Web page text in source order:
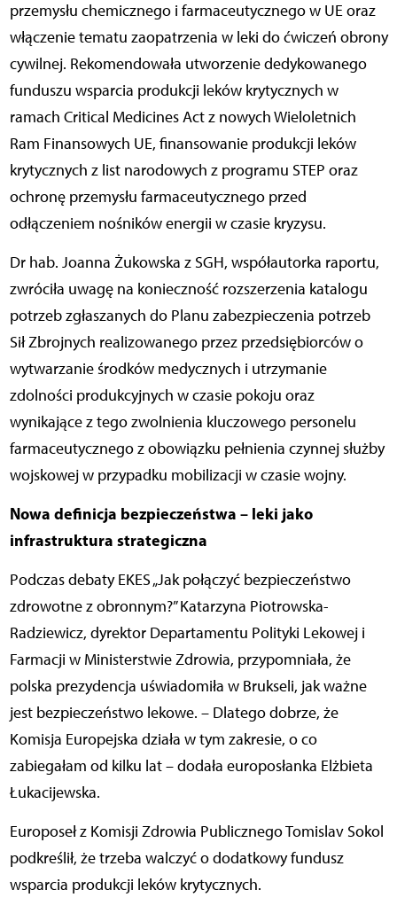
przemysłu chemicznego i farmaceutycznego w UE oraz
włączenie tematu zaopatrzenia w leki do ćwiczeń obrony
cywilnej. Rekomendowała utworzenie dedykowanego
funduszu wsparcia produkcji leków krytycznych w
ramach Critical Medicines Act z nowych Wieloletnich
Ram Finansowych UE, finansowanie produkcji leków
krytycznych z list narodowych z programu STEP oraz
ochronę przemysłu farmaceutycznego przed
odłączeniem nośników energii w czasie kryzysu.
Dr hab. Joanna Żukowska z SGH, współautorka raportu,
zwróciła uwagę na konieczność rozszerzenia katalogu
potrzeb zgłaszanych do Planu zabezpieczenia potrzeb
Sił Zbrojnych realizowanego przez przedsiębiorców o
wytwarzanie środków medycznych i utrzymanie
zdolności produkcyjnych w czasie pokoju oraz
wynikające z tego zwolnienia kluczowego personelu
farmaceutycznego z obowiązku pełnienia czynnej służby
wojskowej w przypadku mobilizacji w czasie wojny.
Nowa definicja bezpieczeństwa – leki jako
infrastruktura strategiczna
Podczas debaty EKES „Jak połączyć bezpieczeństwo
zdrowotne z obronnym?” Katarzyna Piotrowska-
Radziewicz, dyrektor Departamentu Polityki Lekowej i
Farmacji w Ministerstwie Zdrowia, przypomniała, że
polska prezydencja uświadomiła w Brukseli, jak ważne
jest bezpieczeństwo lekowe. – Dlatego dobrze, że
Komisja Europejska działa w tym zakresie, o co
zabiegałam od kilku lat – dodała europosłanka Elżbieta
Łukacijewska.
Europoseł z Komisji Zdrowia Publicznego Tomislav Sokol
podkreślił, że trzeba walczyć o dodatkowy fundusz
wsparcia produkcji leków krytycznych.